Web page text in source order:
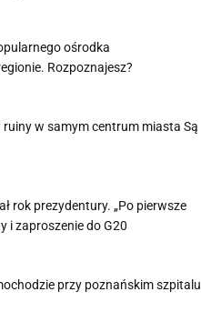
ośrodka
Rozpoznajesz?
w samym centrum miasta Są
rok prezydentury. „Po pierwsze
i zaproszenie do G20
przy poznańskim szpitalu